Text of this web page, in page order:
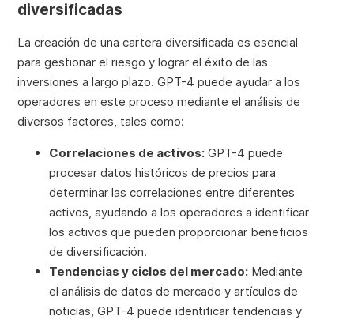
diversificadas
La creación de una cartera diversificada es esencial
para gestionar el riesgo y lograr el éxito de las
inversiones a largo plazo. GPT-4 puede ayudar a los
operadores en este proceso mediante el análisis de
diversos factores, tales como:
Correlaciones de activos: GPT-4 puede
procesar datos históricos de precios para
determinar las correlaciones entre diferentes
activos, ayudando a los operadores a identificar
los activos que pueden proporcionar beneficios
de diversificación.
Tendencias y ciclos del mercado: Mediante
el análisis de datos de mercado y artículos de
noticias, GPT-4 puede identificar tendencias y